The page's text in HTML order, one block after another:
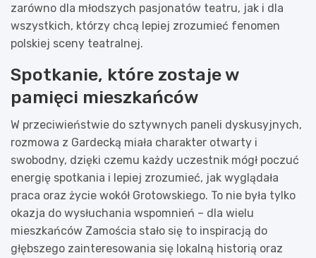
zarówno dla młodszych pasjonatów teatru, jak i dla
wszystkich, którzy chcą lepiej zrozumieć fenomen
polskiej sceny teatralnej.
Spotkanie, które zostaje w
pamięci mieszkańców
W przeciwieństwie do sztywnych paneli dyskusyjnych,
rozmowa z Gardecką miała charakter otwarty i
swobodny, dzięki czemu każdy uczestnik mógł poczuć
energię spotkania i lepiej zrozumieć, jak wyglądała
praca oraz życie wokół Grotowskiego. To nie była tylko
okazja do wysłuchania wspomnień – dla wielu
mieszkańców Zamościa stało się to inspiracją do
głębszego zainteresowania się lokalną historią oraz